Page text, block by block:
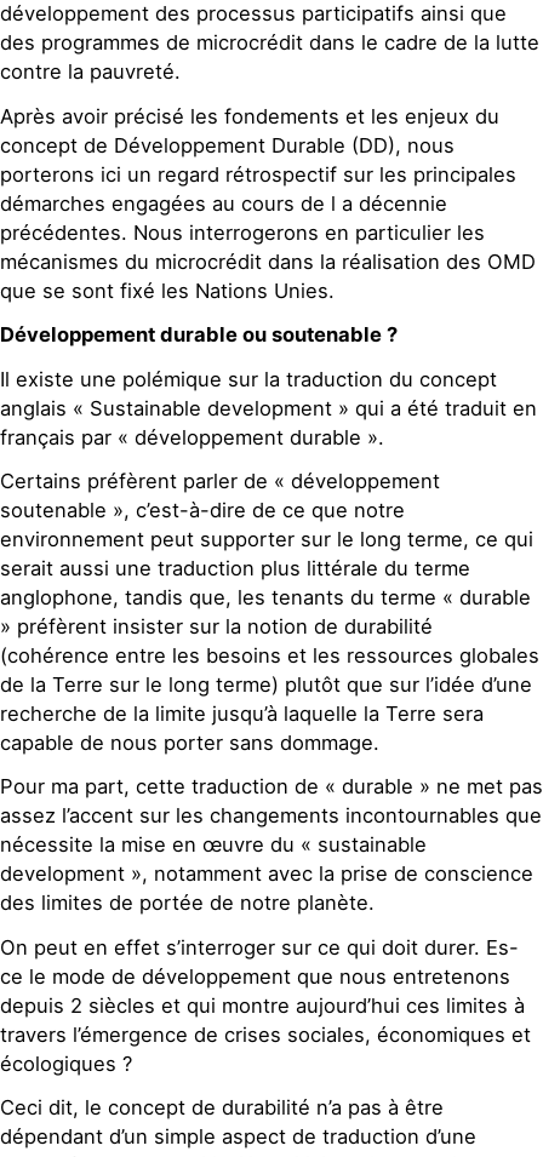
développement des processus participatifs ainsi que
des programmes de microcrédit dans le cadre de la lutte
contre la pauvreté.
Après avoir précisé les fondements et les enjeux du
concept de Développement Durable (DD), nous
porterons ici un regard rétrospectif sur les principales
démarches engagées au cours de l a décennie
précédentes. Nous interrogerons en particulier les
mécanismes du microcrédit dans la réalisation des OMD
que se sont fixé les Nations Unies.
Développement durable ou soutenable ?
Il existe une polémique sur la traduction du concept
anglais « Sustainable development » qui a été traduit en
français par « développement durable ».
Certains préfèrent parler de « développement
soutenable », c’est-à-dire de ce que notre
environnement peut supporter sur le long terme, ce qui
serait aussi une traduction plus littérale du terme
anglophone, tandis que, les tenants du terme « durable
» préfèrent insister sur la notion de durabilité
(cohérence entre les besoins et les ressources globales
de la Terre sur le long terme) plutôt que sur l’idée d’une
recherche de la limite jusqu’à laquelle la Terre sera
capable de nous porter sans dommage.
Pour ma part, cette traduction de « durable » ne met pas
assez l’accent sur les changements incontournables que
nécessite la mise en œuvre du « sustainable
development », notamment avec la prise de conscience
des limites de portée de notre planète.
On peut en effet s’interroger sur ce qui doit durer. Es-
ce le mode de développement que nous entretenons
depuis 2 siècles et qui montre aujourd’hui ces limites à
travers l’émergence de crises sociales, économiques et
écologiques ?
Ceci dit, le concept de durabilité n’a pas à être
dépendant d’un simple aspect de traduction d’une